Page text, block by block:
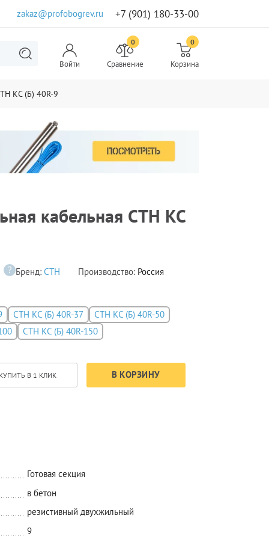
zakaz@profobogrev.ru +7 (901) 180-33-00
Войти
0
Сравнение
0
Корзина
КС (Б) 40R-9
кабельная СТН КС
? Бренд: СТН Производство: Россия
СТН КС (Б) 40R-37
СТН КС (Б) 40R-50
СТН КС (Б) 40R-150
В 1 КЛИК В КОРЗИНУ
Готовая секция
в бетон
резистивный двухжильный
9